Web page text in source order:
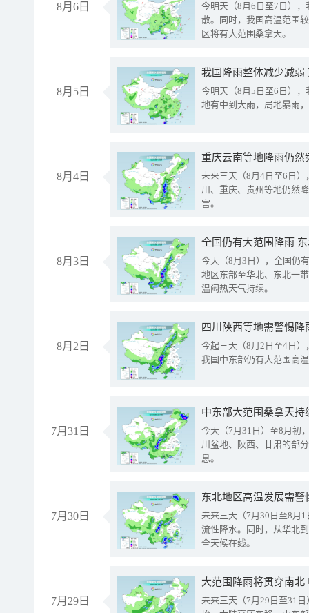
8月6日
今明天（8月6日至7日）
散。同时，我国高温范围
区将有大范围桑拿天。
8月5日
我国降雨整体减少减弱
今明天（8月5日至6日）
地有中到大雨，局地暴雨
8月4日
重庆云南等地降雨仍然
未来三天（8月4日至6日
川、重庆、贵州等地仍然
害。
8月3日
全国仍有大范围降雨
今天（8月3日），全国仍
地区东部至华北、东北一
温闷热天气持续。
8月2日
今起三天（8月2日至4日
我国中东部仍有大范围高
7月31日
中东部大范围桑拿天
今天（7月31日）至8月初
川盆地、陕西、甘肃的部
息。
7月30日
东北地区高温发展需
未来三天（7月30日至8月
流性降水。同时，从华北
全天候在线。
7月29日
大范围降雨将贯穿南
未来三天（7月29日至31